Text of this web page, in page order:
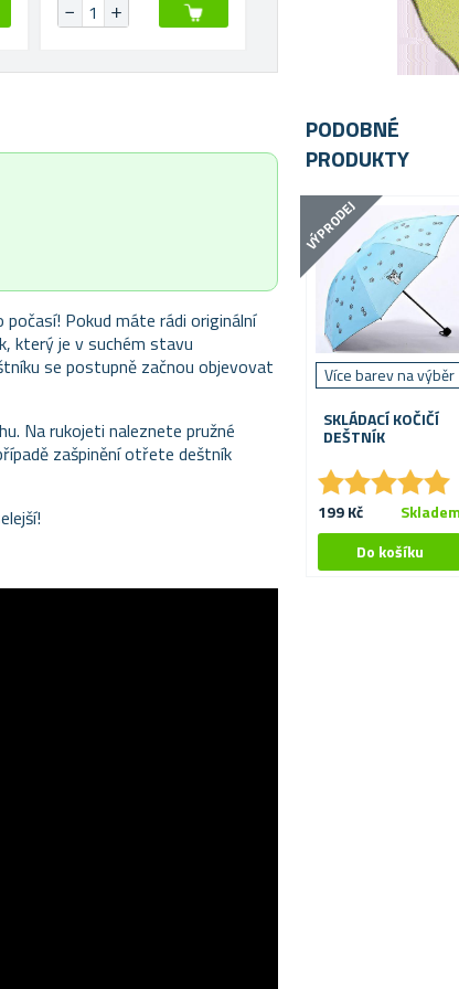
Pokud máte rádi originální
který je v suchém stavu
se postupně začnou objevovat
Na rukojeti naleznete pružné
zašpinění otřete deštník
PODOBNÉ
PRODUKTY
VÝPRODEJ
Více barev na výběr
SKLÁDACÍ KOČIČÍ
DEŠTNÍK
★★★★★
★★★★★
199 Kč